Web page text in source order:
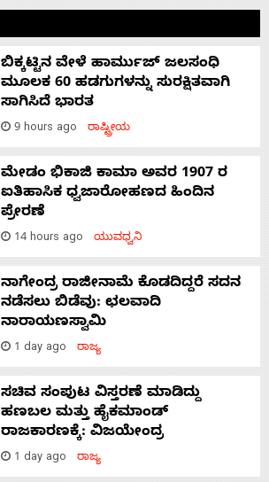
ಬಿಕ್ಕಟ್ಟಿನ ವೇಳೆ ಹಾರ್ಮುಜ್ ಜಲಸಂಧಿ
ಮೂಲಕ 60 ಹಡಗುಗಳನ್ನು ಸುರಕ್ಷಿತವಾಗಿ
ಸಾಗಿಸಿದೆ ಭಾರತ
9 hours ago ರಾಷ್ಟ್ರೀಯ
ಮೇಡಂ ಭಿಕಾಜಿ ಕಾಮಾ ಅವರ 1907 ರ
ಐತಿಹಾಸಿಕ ಧ್ವಜಾರೋಹಣದ ಹಿಂದಿನ
ಪ್ರೇರಣೆ
14 hours ago ಯುವಧ್ವನಿ
ನಾಗೇಂದ್ರ ರಾಜೀನಾಮೆ ಕೊಡದಿದ್ದರೆ ಸದನ
ನಡೆಸಲು ಬಿಡೆವು: ಛಲವಾದಿ
ನಾರಾಯಣಸ್ವಾಮಿ
1 day ago ರಾಜ್ಯ
ಸಚಿವ ಸಂಪುಟ ವಿಸ್ತರಣೆ ಮಾಡಿದ್ದು
ಹಣಬಲ ಮತ್ತು ಹೈಕಮಾಂಡ್
ರಾಜಕಾರಣಕ್ಕೆ: ವಿಜಯೇಂದ್ರ
1 day ago ರಾಜ್ಯ